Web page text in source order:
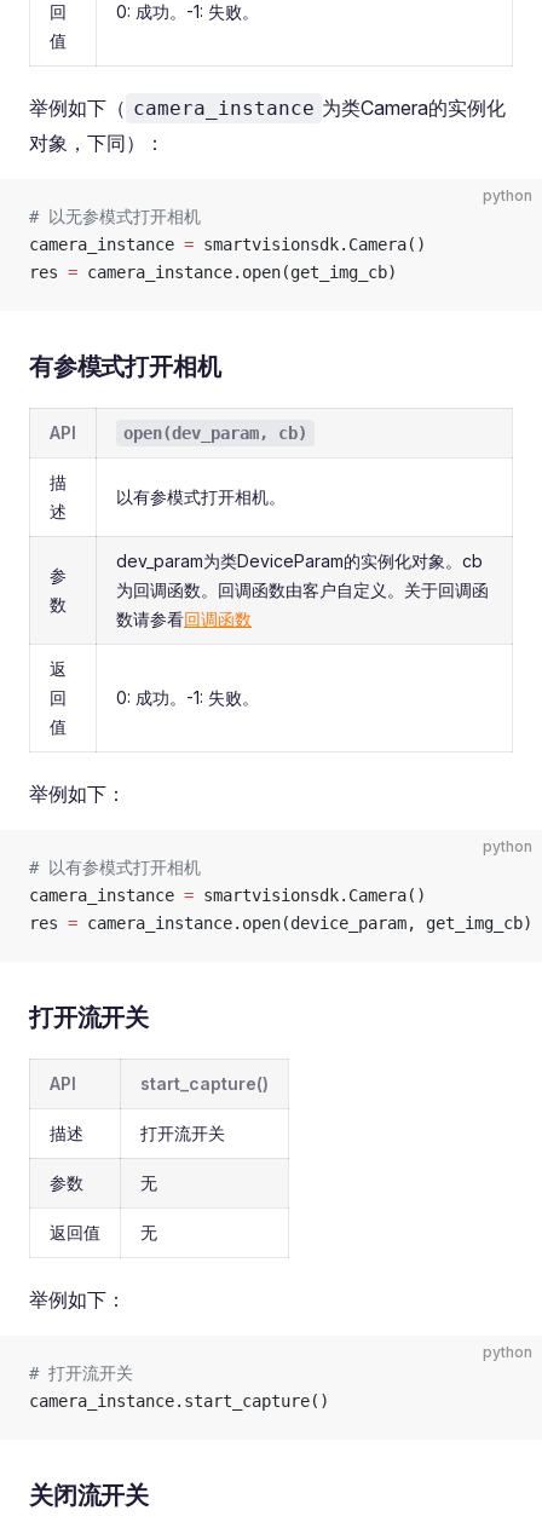
回
值
0: 成功。-1: 失败。
举例如下（ camera_instance 为类Camera的实例化
对象，下同）：
python
# 以无参模式打开相机
camera_instance = smartvisionsdk.Camera()
res = camera_instance.open(get_img_cb)
有参模式打开相机
API open(dev_param, cb)
描
述
以有参模式打开相机。
参
数
dev_param为类DeviceParam的实例化对象。cb
为回调函数。回调函数由客户自定义。关于回调函
数请参看回调函数
返
回
值
0: 成功。-1: 失败。
举例如下：
python
# 以有参模式打开相机
camera_instance = smartvisionsdk.Camera()
res = camera_instance.open(device_param, get_img_cb)
打开流开关
API start_capture()
描述 打开流开关
参数 无
返回值 无
举例如下：
python
# 打开流开关
camera_instance.start_capture()
关闭流开关